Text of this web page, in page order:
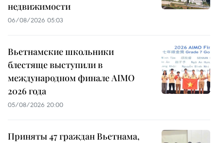
недвижимости
06/08/2026 05:03
Вьетнамские школьники
блестяще выступили в
международном финале AIMO
2026 года
05/08/2026 20:00
Приняты 47 граждан Вьетнама,